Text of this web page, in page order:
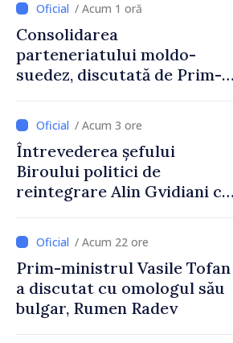
/ Acum 1 oră
Consolidarea
parteneriatului moldo-
suedez, discutată de Prim-
Ambasadoarea Suediei,
Petra Lärke/ Acum 3 ore
Întrevederea șefului
Biroului politici de
reintegrare Alin Gvidiani cu
Comitetului Internațional al
Crucii Roșii în Moldova
/ Acum 22 ore
Prim-ministrul Vasile Tofan
a discutat cu omologul său
bulgar, Rumen Radev